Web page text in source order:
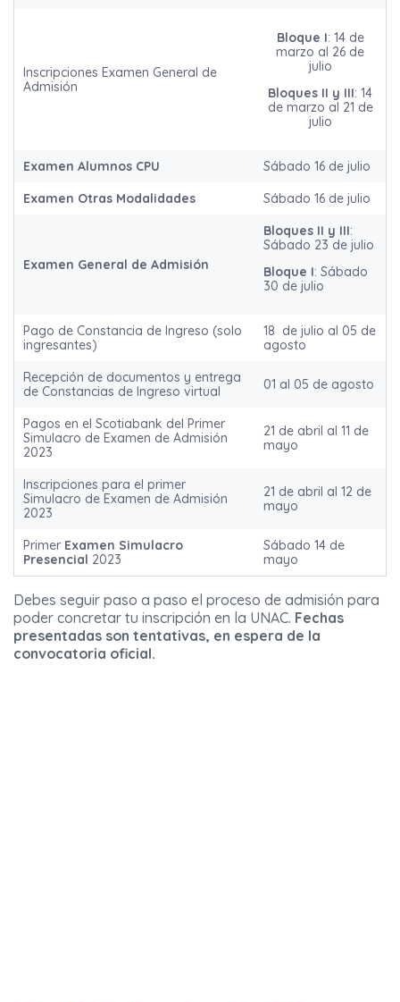
Inscripciones Examen General de
Admisión
Bloque I: 14 de
marzo al 26 de
julio
Bloques II y III: 14
de marzo al 21 de
julio
Examen Alumnos CPU
Sábado 16 de julio
Examen Otras Modalidades
Sábado 16 de julio
Examen General de Admisión
Bloques II y III:
Sábado 23 de julio
Bloque I: Sábado
30 de julio
Pago de Constancia de Ingreso (solo
ingresantes)
18 de julio al 05 de
agosto
Recepción de documentos y entrega
de Constancias de Ingreso virtual
01 al 05 de agosto
Pagos en el Scotiabank del Primer
Simulacro de Examen de Admisión
2023
21 de abril al 11 de
mayo
Inscripciones para el primer
Simulacro de Examen de Admisión
2023
21 de abril al 12 de
mayo
Primer Examen Simulacro
Presencial 2023
Sábado 14 de
mayo
Debes seguir paso a paso el proceso de admisión para
poder concretar tu inscripción en la UNAC. Fechas
presentadas son tentativas, en espera de la
convocatoria oficial.